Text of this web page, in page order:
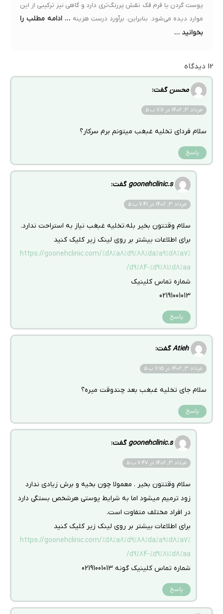
پوست گردن یا فرم فک نقش پررنگ‌تری دارد و گاهی نیز ترکیبی از این
موارد دیده می‌شود. بنابراین، برآورد درست هزینه … ادامه مطلب را
بخوانید …
12 دیدگاه
محسن گفت:
مرداد 3, 1402 در 7:11 ب.ظ
سلام فردای تخلیه غبغب میتونم برم سرکار؟
پاسخ
goonehclinic.s گفت:
مرداد 3, 1402 در 7:41 ب.ظ
سلام وقتتون بخیر بله.تخلیه غبغب نیاز به استراحت ندارد.
برای اطلاعات بیشتر بر روی لینک زیر کلیک کنید
https://goonehclinic.com/%d8%a8%d9%88%da%a9%d8%a7%
d9%84-%d9%81%d8%aa/
شماره تماس کلینیک
02191001013
پاسخ
Atieh گفت:
مرداد 3, 1402 در 7:15 ب.ظ
سلام جای تخلیه غبغب بعد چندوقت میره؟
پاسخ
goonehclinic.s گفت:
مرداد 3, 1402 در 7:47 ب.ظ
سلام وقتتون بخیر . معمولا چون بخیه و برش زیادی ندارد
زود ترمیم میشود اما به شرایط پوستی هرشخص بستگی دارد
در افراد مختلف متفاوت است.
برای اطلاعات بیشتر بر روی لینک زیر کلیک کنید
https://goonehclinic.com/%d8%a8%d9%88%da%a9%d8%a7%
d9%84-%d9%81%d8%aa/
شماره تماس کلینیک گونه 02191001013
پاسخ